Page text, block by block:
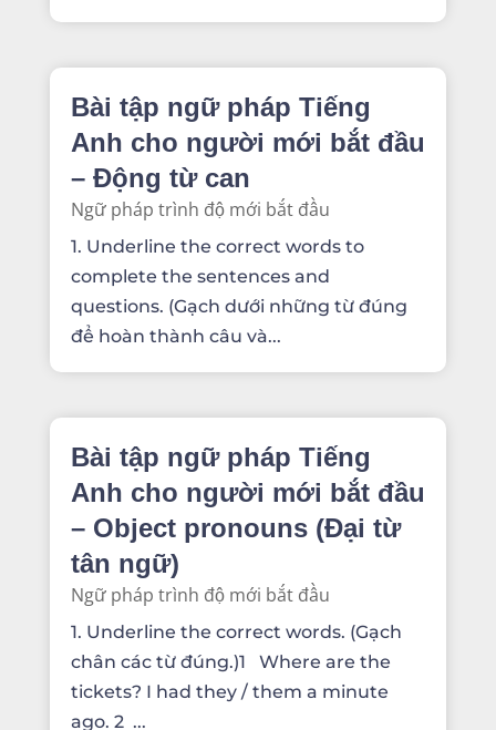
Bài tập ngữ pháp Tiếng
Anh cho người mới bắt đầu
– Động từ can
Ngữ pháp trình độ mới bắt đầu
1. Underline the correct words to
complete the sentences and
questions. (Gạch dưới những từ đúng
để hoàn thành câu và...
Bài tập ngữ pháp Tiếng
Anh cho người mới bắt đầu
– Object pronouns (Đại từ
tân ngữ)
Ngữ pháp trình độ mới bắt đầu
1. Underline the correct words. (Gạch
chân các từ đúng.)1 Where are the
tickets? I had they / them a minute
ago. 2 ...